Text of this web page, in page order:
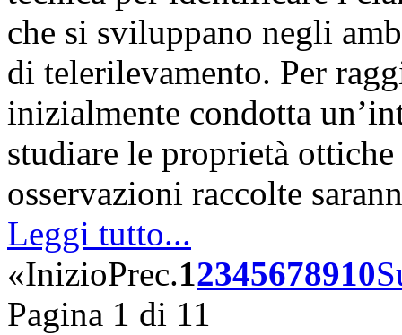
che si sviluppano negli
di telerilevamento. Per
inizialmente condotta
studiare le proprietà
osservazioni raccolte
Leggi tutto...
«InizioPrec.12345678910
Pagina 1 di 11